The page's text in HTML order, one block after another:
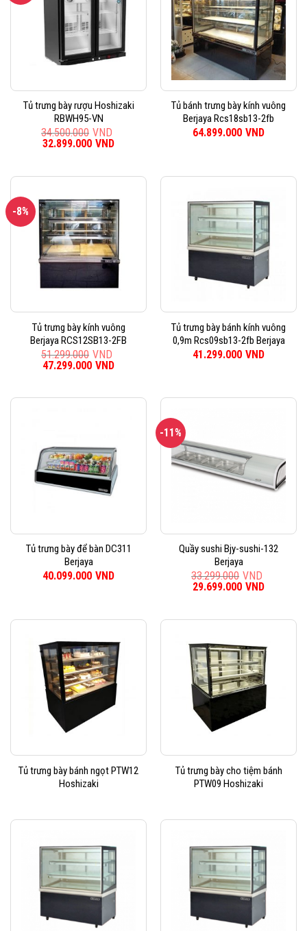
Tủ trưng bày rượu Hoshizaki
RBWH95-VN
34.500.000 VND
Giá
34.500.000VND.
32.899.000 VND
là:
Tủ bánh trưng bày kính vuông
Berjaya Rcs18sb13-2fb
64.899.000 VND
-8%
Tủ trưng bày kính vuông
Berjaya RCS12SB13-2FB
51.299.000 VND
Giá
51.299.000VND.
47.299.000 VND
là:
Tủ trưng bày bánh kính vuông
0,9m Rcs09sb13-2fb Berjaya
41.299.000 VND
Tủ trưng bày để bàn DC311
Berjaya
40.099.000 VND
-11%
Quầy sushi Bjy-sushi-132
Berjaya
33.299.000 VND
Giá
33.299.000VND.
29.699.000 VND
là:
Tủ trưng bày bánh ngọt PTW12
Hoshizaki
Tủ trưng bày cho tiệm bánh
PTW09 Hoshizaki